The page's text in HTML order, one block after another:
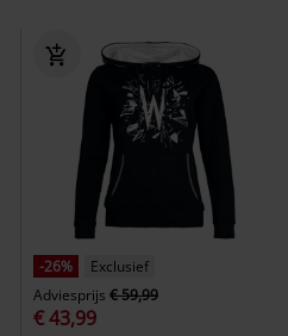
-26%
Exclusief
Adviesprijs € 59,99
€ 43,99